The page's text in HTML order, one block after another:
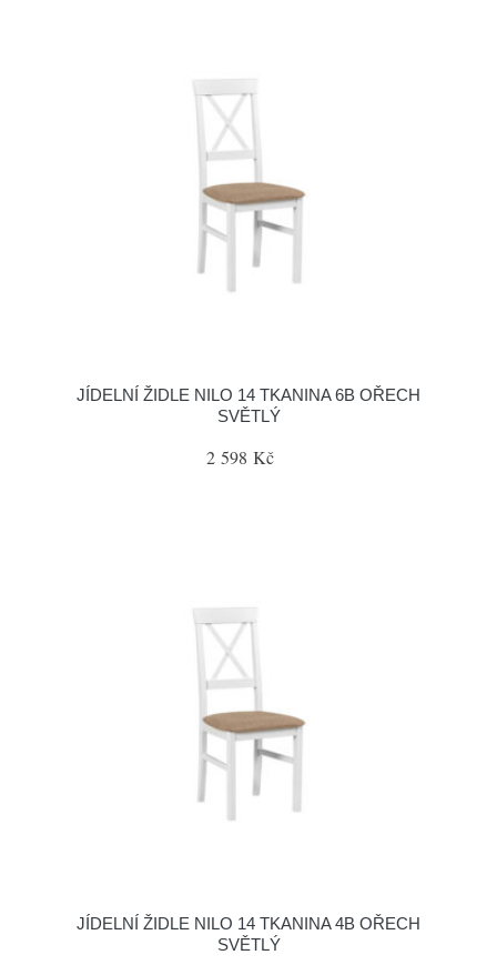
JÍDELNÍ ŽIDLE NILO 14 TKANINA 6B OŘECH
SVĚTLÝ
2 598 Kč
JÍDELNÍ ŽIDLE NILO 14 TKANINA 4B OŘECH
SVĚTLÝ